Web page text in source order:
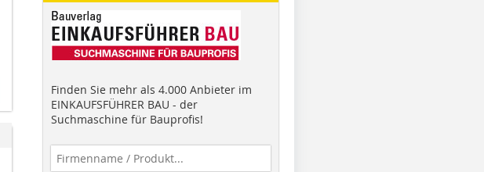
Finden Sie mehr als 4.000 Anbieter im
EINKAUFSFÜHRER BAU - der
Suchmaschine für Bauprofis!